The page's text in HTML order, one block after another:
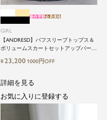
GIRL
【ANDRESD】パフスリーブトップス＆
ボリュームスカートセットアップパーテ
新作早割会員価格
¥23,200 1000円OFF
詳細を見る
お気に入りに登録する